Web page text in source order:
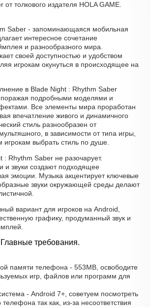
от толкового издателя HOLA GAME.
Saber - запоминающаяся мобильная
интересное сочетание
и разнообразного мира.
своей доступностью и удобством
игрокам окунуться в происходящее на
в Blade Night : Rhythm Saber
поражая подробными моделями и
Все элементы мира проработан
впечатление живого и динамичного
стиль разнообразен от
в зависимости от типа игры,
игрокам выбрать стиль по душе.
: Rhythm Saber не разочарует.
и звуки создают подходящее
эмоции. Музыка акцентирует ключевые
звуки окружающей среды делают
вариант для игроков на Android,
графику, продуманный звук и
Главные требования.
памяти телефона - 553MB, освободите
игр, файлов или программ для
- Android 7+, советуем посмотреть
так как, из-за несоответствия